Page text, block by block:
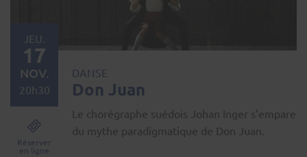
DANSE
Don Juan
Le chorégraphe suédois Johan Inger s’empare
du mythe paradigmatique de Don Juan.
JEU.
17
NOV.
20h30
Réserver
en ligne